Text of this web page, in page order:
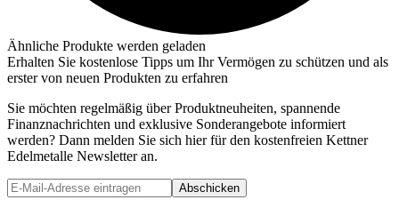
Ähnliche Produkte werden geladen
Erhalten Sie kostenlose Tipps um Ihr Vermögen zu schützen und als
erster von neuen Produkten zu erfahren
Sie möchten regelmäßig über Produktneuheiten, spannende
Finanznachrichten und exklusive Sonderangebote informiert
werden? Dann melden Sie sich hier für den kostenfreien Kettner
Edelmetalle Newsletter an.
Abschicken